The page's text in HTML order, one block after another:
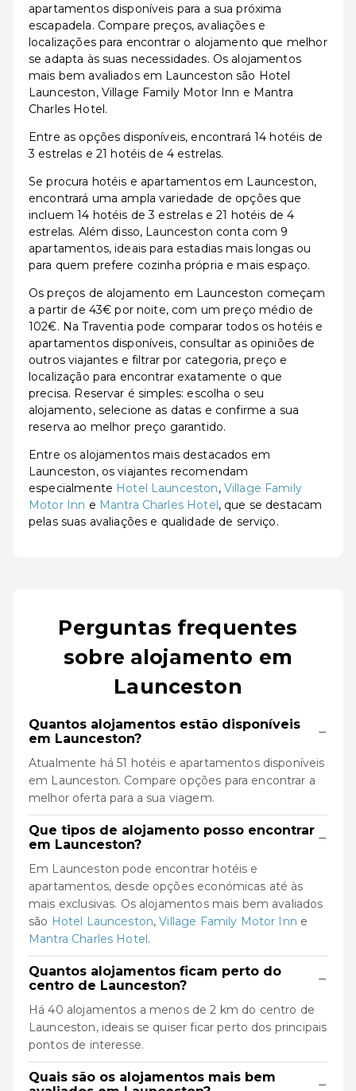
apartamentos disponíveis para a sua próxima
escapadela. Compare preços, avaliações e
localizações para encontrar o alojamento que melhor
se adapta às suas necessidades. Os alojamentos
mais bem avaliados em Launceston são Hotel
Launceston, Village Family Motor Inn e Mantra
Charles Hotel.
Entre as opções disponíveis, encontrará 14 hotéis de
3 estrelas e 21 hotéis de 4 estrelas.
Se procura hotéis e apartamentos em Launceston,
encontrará uma ampla variedade de opções que
incluem 14 hotéis de 3 estrelas e 21 hotéis de 4
estrelas. Além disso, Launceston conta com 9
apartamentos, ideais para estadias mais longas ou
para quem prefere cozinha própria e mais espaço.
Os preços de alojamento em Launceston começam
a partir de 43€ por noite, com um preço médio de
102€. Na Traventia pode comparar todos os hotéis e
apartamentos disponíveis, consultar as opiniões de
outros viajantes e filtrar por categoria, preço e
localização para encontrar exatamente o que
precisa. Reservar é simples: escolha o seu
alojamento, selecione as datas e confirme a sua
reserva ao melhor preço garantido.
Entre os alojamentos mais destacados em
Launceston, os viajantes recomendam
especialmente Hotel Launceston, Village Family
Motor Inn e Mantra Charles Hotel, que se destacam
pelas suas avaliações e qualidade de serviço.
Perguntas frequentes
sobre alojamento em
Launceston
Quantos alojamentos estão disponíveis
em Launceston?
−
Atualmente há 51 hotéis e apartamentos disponíveis
em Launceston. Compare opções para encontrar a
melhor oferta para a sua viagem.
Que tipos de alojamento posso encontrar
em Launceston?
−
Em Launceston pode encontrar hotéis e
apartamentos, desde opções económicas até às
mais exclusivas. Os alojamentos mais bem avaliados
são Hotel Launceston,Village Family Motor Inn e
Mantra Charles Hotel.
Quantos alojamentos ficam perto do
centro de Launceston?
−
Há 40 alojamentos a menos de 2 km do centro de
Launceston, ideais se quiser ficar perto dos principais
pontos de interesse.
Quais são os alojamentos mais bem
−